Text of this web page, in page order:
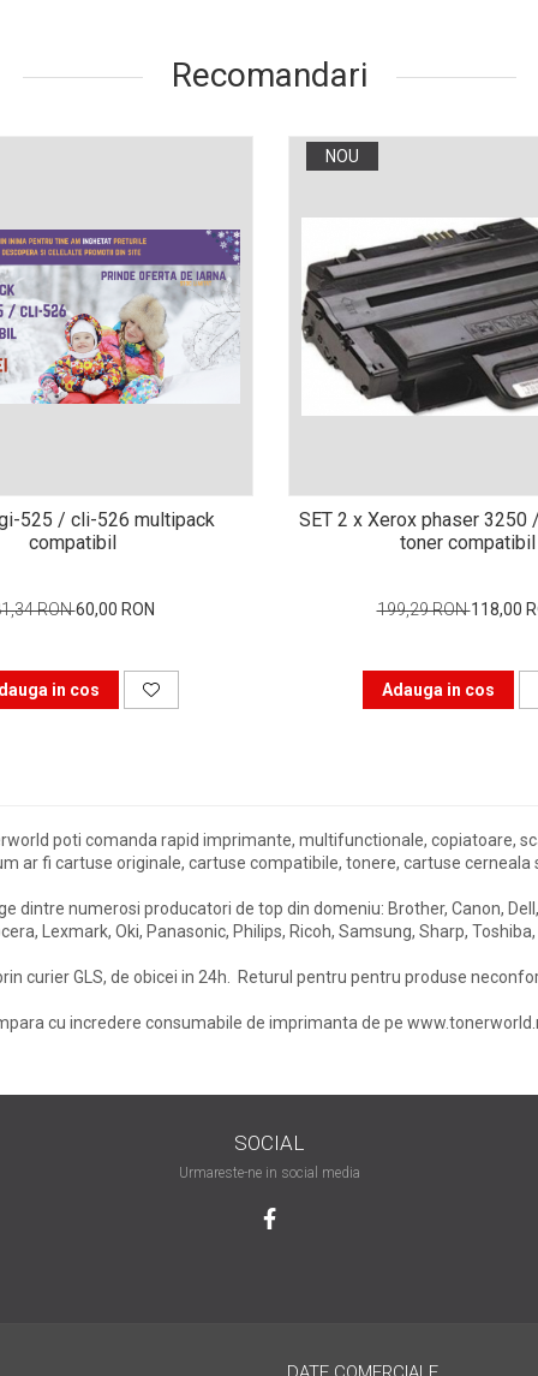
Recomandari
525 / cli-526 multipack
compatibil
RON60,00 RON
in cos
NOU
SET 2 x Xerox phaser 3250
toner compatibil
199,29 RON118,00
Adauga in cos
poti comanda rapid imprimante, multifunctionale, copiatoare,
ar fi cartuse originale, cartuse compatibile, tonere, cartuse cerneala
dintre numerosi producatori de top din domeniu: Brother, Canon, Dell,
Lexmark, Oki, Panasonic, Philips, Ricoh, Samsung, Sharp,
curier GLS, de obicei in 24h. Returul pentru pentru produse
cu incredere consumabile de imprimanta de pe
SOCIAL
Urmareste-ne in social media